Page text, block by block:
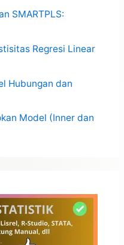
SMARTPLS:
Regresi Linear
Hubungan dan
Model (Inner dan